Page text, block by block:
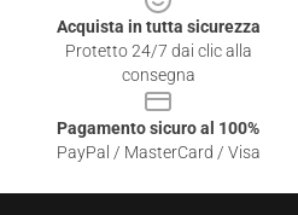
Acquista in tutta sicurezza
Protetto 24/7 dai clic alla
consegna
Pagamento sicuro al 100%
PayPal / MasterCard / Visa